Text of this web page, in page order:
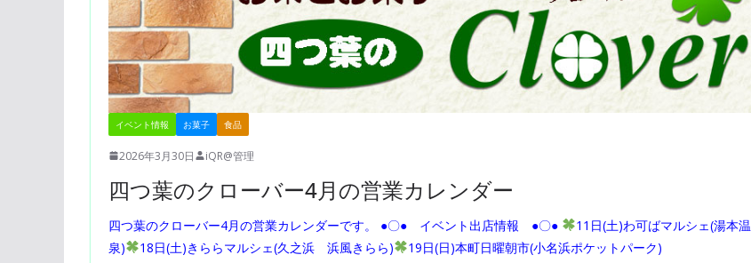
イベント情報 お菓子 食品
2026年3月30日 iQR@管理
四つ葉のクローバー4月の営業カレンダー
四つ葉のクローバー4月の営業カレンダーです。 ●〇● イベント出店情報 ●〇●
11日(土)わ可ばマルシェ(湯本温
泉)
18日(土)きららマルシェ(久之浜 浜風きらら) 19日(日)本町日曜朝市(小名浜ポケットパーク)